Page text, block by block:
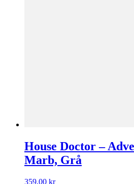
House Doctor –
Marb, Grå
359,00 kr